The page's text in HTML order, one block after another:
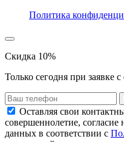
Политика
Скидка 10%
Только сегодня при заявке с
Оставляя свои
совершеннолетие,
данных в соответствии с